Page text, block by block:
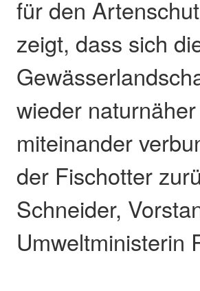
für den
zeigt, dass sich
wieder
miteinander
der Fischotter
Schneider,
Umweltministerin